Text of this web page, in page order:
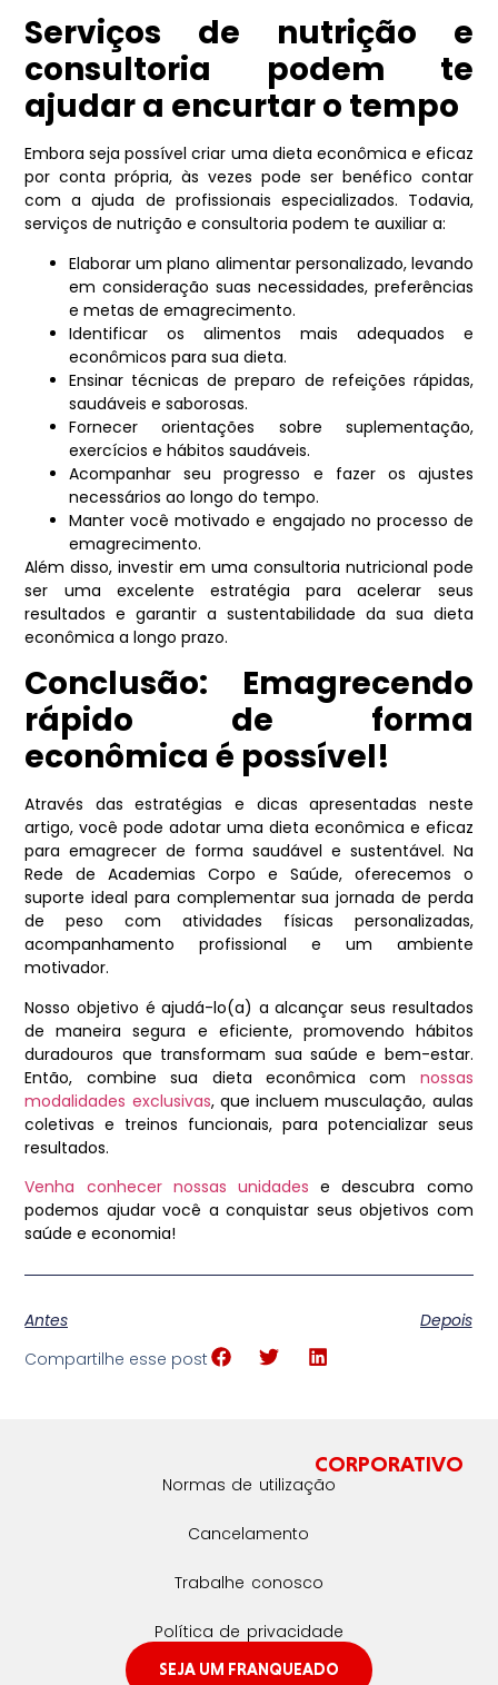
Serviços de nutrição e
consultoria podem te
ajudar a encurtar o tempo
Embora seja possível criar uma dieta econômica e eficaz
por conta própria, às vezes pode ser benéfico contar
com a ajuda de profissionais especializados. Todavia,
serviços de nutrição e consultoria podem te auxiliar a:
Elaborar um plano alimentar personalizado, levando
em consideração suas necessidades, preferências
e metas de emagrecimento.
Identificar os alimentos mais adequados e
econômicos para sua dieta.
Ensinar técnicas de preparo de refeições rápidas,
saudáveis e saborosas.
Fornecer orientações sobre suplementação,
exercícios e hábitos saudáveis.
Acompanhar seu progresso e fazer os ajustes
necessários ao longo do tempo.
Manter você motivado e engajado no processo de
emagrecimento.
Além disso, investir em uma consultoria nutricional pode
ser uma excelente estratégia para acelerar seus
resultados e garantir a sustentabilidade da sua dieta
econômica a longo prazo.
Conclusão: Emagrecendo
rápido de forma
econômica é possível!
Através das estratégias e dicas apresentadas neste
artigo, você pode adotar uma dieta econômica e eficaz
para emagrecer de forma saudável e sustentável. Na
Rede de Academias Corpo e Saúde, oferecemos o
suporte ideal para complementar sua jornada de perda
de peso com atividades físicas personalizadas,
acompanhamento profissional e um ambiente
motivador.
Nosso objetivo é ajudá-lo(a) a alcançar seus resultados
de maneira segura e eficiente, promovendo hábitos
duradouros que transformam sua saúde e bem-estar.
Então, combine sua dieta econômica com nossas
modalidades exclusivas, que incluem musculação, aulas
coletivas e treinos funcionais, para potencializar seus
resultados.
Venha conhecer nossas unidades e descubra como
podemos ajudar você a conquistar seus objetivos com
saúde e economia!
Antes
Depois
Compartilhe esse post
CORPORATIVO
Normas de utilização
Cancelamento
Trabalhe conosco
Política de privacidade
SEJA UM FRANQUEADO